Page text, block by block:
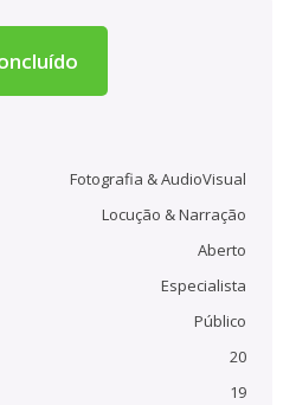
Fotografia & AudioVisual
Locução & Narração
Aberto
Especialista
Público
20
19